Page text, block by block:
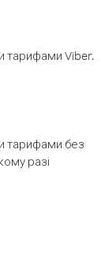
тарифами Viber.
тарифами без
разі